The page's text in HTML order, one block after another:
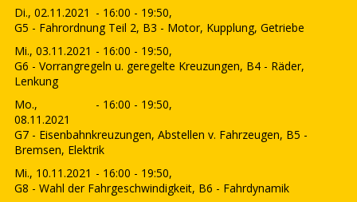
Di., 02.11.2021 - 16:00 - 19:50,
G5 - Fahrordnung Teil 2, B3 - Motor, Kupplung, Getriebe
Mi., 03.11.2021 - 16:00 - 19:50,
G6 - Vorrangregeln u. geregelte Kreuzungen, B4 - Räder,
Lenkung
Mo.,
08.11.2021
- 16:00 - 19:50,
G7 - Eisenbahnkreuzungen, Abstellen v. Fahrzeugen, B5 -
Bremsen, Elektrik
Mi., 10.11.2021 - 16:00 - 19:50,
G8 - Wahl der Fahrgeschwindigkeit, B6 - Fahrdynamik